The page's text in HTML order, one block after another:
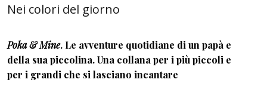
Nei colori del giorno
Poka & Mine. Le avventure quotidiane di un papà e
della sua piccolina. Una collana per i più piccoli e
per i grandi che si lasciano incantare